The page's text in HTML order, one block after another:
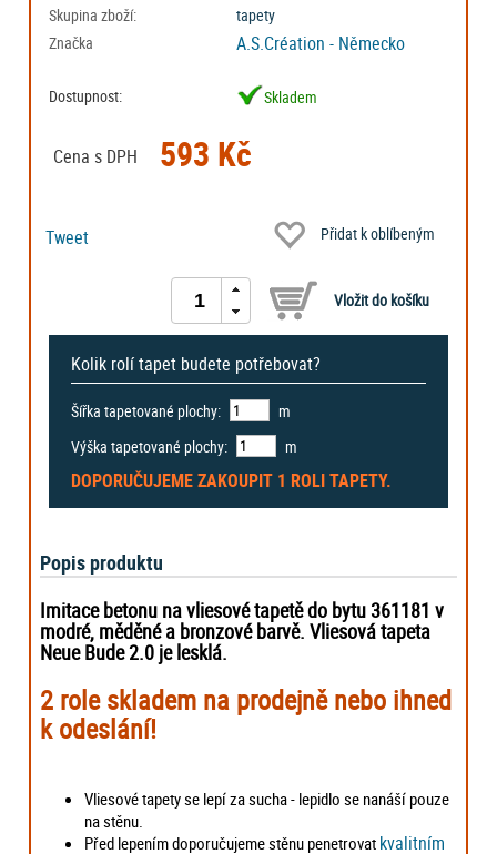
Skupina zboží:
tapety
Značka
A.S.Création - Německo
Dostupnost: Skladem
Cena s DPH 593 Kč
Tweet Přidat k oblíbeným
Kolik rolí tapet budete potřebovat?
Šířka tapetované plochy:
m
Výška tapetované plochy:
m
DOPORUČUJEME ZAKOUPIT 1 ROLITAPETY.
Popis produktu
Imitace betonu na vliesové tapetě do bytu 361181 v
modré, měděné a bronzové barvě. Vliesová tapeta
Neue Bude 2.0 je lesklá.
2 role skladem na prodejně nebo ihned
k odeslání!
Vliesové tapety se lepí za sucha - lepidlo se nanáší pouze
na stěnu.
Před lepením doporučujeme stěnu penetrovat kvalitním